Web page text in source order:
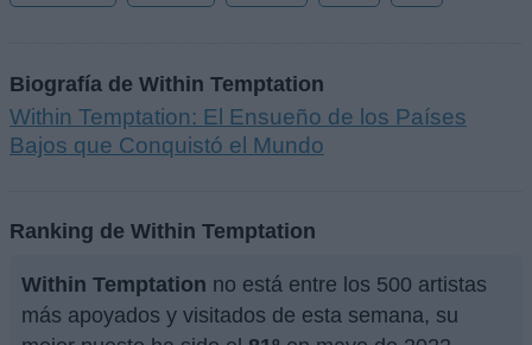
Biografía de Within Temptation
Within Temptation: El Ensueño de los Países
Bajos que Conquistó el Mundo
Ranking de Within Temptation
Within Temptation no está entre los 500 artistas
más apoyados y visitados de esta semana, su